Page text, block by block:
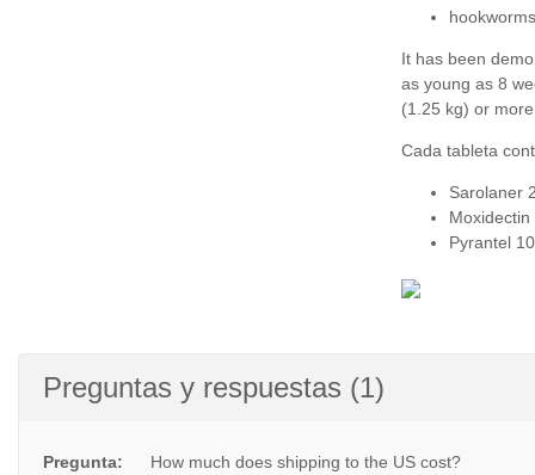
It has been
as young as 8
(1.25 kg) or
Cada tableta
Sarolaner
Pyrantel
Preguntas y respuestas (1)
Pregunta: How much does shipping to the US cost?